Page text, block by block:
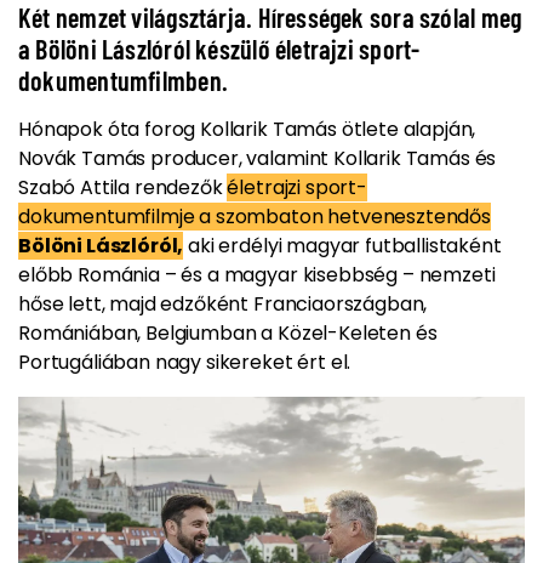
Két nemzet világsztárja. Hírességek sora szólal meg
a Bölöni Lászlóról készülő életrajzi sport-
dokumentumfilmben.
Hónapok óta forog Kollarik Tamás ötlete alapján,
Novák Tamás producer, valamint Kollarik Tamás és
Szabó Attila rendezőkéletrajzi sport-
dokumentumfilmje a szombaton hetvenesztendős
Bölöni Lászlóról, aki erdélyi magyar futballistaként
előbb Románia – és a magyar kisebbség – nemzeti
hőse lett, majd edzőként Franciaországban,
Romániában, Belgiumban a Közel-Keleten és
Portugáliában nagy sikereket ért el.